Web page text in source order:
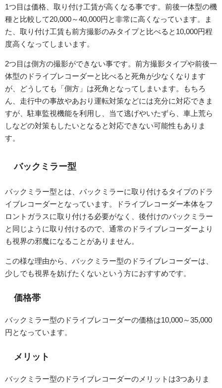
1つ目は価格、取り付け工賃が高くなる事です。前後一体型の機
種と比較して20,000～40,000円と非常に高くなっています。ま
た、取り付け工賃も前方撮影のみタイプと比べると10,000円程
度高くなってしまいます。
2つ目は側方の撮影ができない事です。前方撮影タイプや前後一
体型のドライブレコーダーと比べると死角が少なくなります
が、どうしても「側方」は死角となってしまいます。もちろ
ん、走行中の事故やあおり運転対策などには充分に対応できま
すが、駐車監視機能を利用し、当て逃げやいたずら、車上荒ら
しなどの対策もしたいとなると対応できない可能性もありま
す。
バックミラー型
バックミラー型とは、バックミラーに取り付けるタイプのドラ
イブレコーダーとなっています。ドライブレコーダー本体をフ
ロントガラスに取り付ける必要がなく、後付けのバックミラー
と同じように取り付けるので、通常のドライブレコーダーより
も視界の邪魔になることがありません。
この様な理由から、バックミラー型のドライブレコーダーは、
少しでも視界を妨げたくないという方におすすめです。
価格帯
バックミラー型のドライブレコーダーの価格は10,000～35,000
円となっています。
メリット
バックミラー型のドライブレコーダーのメリットは3つありま